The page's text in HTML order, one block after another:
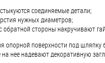
соединяемые детали;
нужных диаметров;
обратной стороны накручивают
опорной поверхности под
нее надевают декоративную